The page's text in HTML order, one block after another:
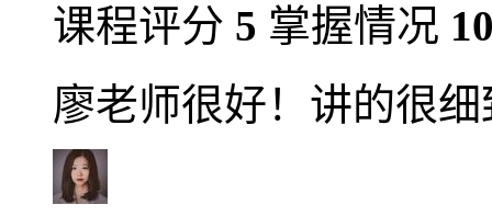
课程评分 5 掌握情况
廖老师很好！讲的很细